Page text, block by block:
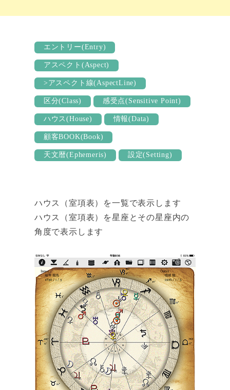
エントリー(Entry)
アスペクト(Aspect)
>アスペクト線(AspectLine)
区分(Class) 感受点(Sensitive Point)
ハウス(House) 情報(Data)
顧客BOOK(Book)
天文暦(Ephemeris) 設定(Setting)
ハウス（室項表）を一覧で表示します
ハウス（室項表）を星座とその星座内の
角度で表示します